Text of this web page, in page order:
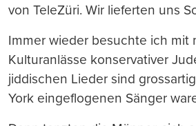
von TeleZüri. Wir lieferten uns
Immer wieder besuchte ich mit
Kulturanlässe konservativer
jiddischen Lieder sind
York eingeflogenen Sänger